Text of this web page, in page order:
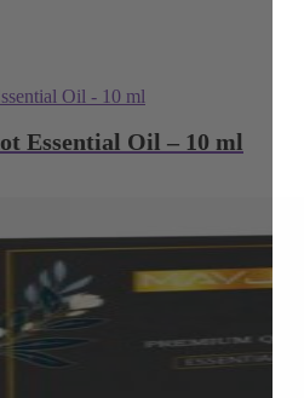
Essential Oil – 10 ml